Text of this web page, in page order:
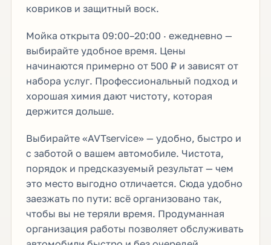
ковриков и защитный воск.
Мойка открыта 09:00–20:00 · ежедневно —
выбирайте удобное время. Цены
начинаются примерно от 500 ₽ и зависят от
набора услуг. Профессиональный подход и
хорошая химия дают чистоту, которая
держится дольше.
Выбирайте «AVTservice» — удобно, быстро и
с заботой о вашем автомобиле. Чистота,
порядок и предсказуемый результат — чем
это место выгодно отличается. Сюда удобно
заезжать по пути: всё организовано так,
чтобы вы не теряли время. Продуманная
организация работы позволяет обслуживать